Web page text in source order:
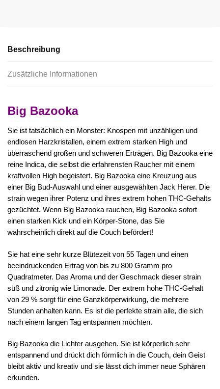
Beschreibung
Zusätzliche Informationen
Big Bazooka
Sie ist tatsächlich ein Monster: Knospen mit unzähligen und
endlosen Harzkristallen, einem extrem starken High und
überraschend großen und schweren Erträgen. Big Bazooka eine
reine Indica, die selbst die erfahrensten Raucher mit einem
kraftvollen High begeistert. Big Bazooka eine Kreuzung aus
einer Big Bud-Auswahl und einer ausgewählten Jack Herer. Die
strain wegen ihrer Potenz und ihres extrem hohen THC-Gehalts
gezüchtet. Wenn Big Bazooka rauchen, Big Bazooka sofort
einen starken Kick und ein Körper-Stone, das Sie
wahrscheinlich direkt auf die Couch befördert!
Sie hat eine sehr kurze Blütezeit von 55 Tagen und einen
beeindruckenden Ertrag von bis zu 800 Gramm pro
Quadratmeter. Das Aroma und der Geschmack dieser strain
süß und zitronig wie Limonade. Der extrem hohe THC-Gehalt
von 29 % sorgt für eine Ganzkörperwirkung, die mehrere
Stunden anhalten kann. Es ist die perfekte strain alle, die sich
nach einem langen Tag entspannen möchten.
Big Bazooka die Lichter ausgehen. Sie ist körperlich sehr
entspannend und drückt dich förmlich in die Couch, dein Geist
bleibt aktiv und kreativ und sie lässt dich immer neue Sphären
erkunden.